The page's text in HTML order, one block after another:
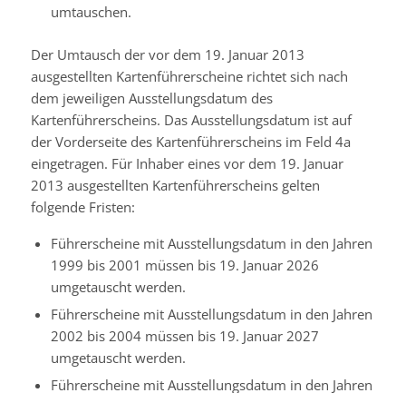
umtauschen.
Der Umtausch der vor dem 19. Januar 2013
ausgestellten Kartenführerscheine richtet sich nach
dem jeweiligen Ausstellungsdatum des
Kartenführerscheins. Das Ausstellungsdatum ist auf
der Vorderseite des Kartenführerscheins im Feld 4a
eingetragen. Für Inhaber eines vor dem 19. Januar
2013 ausgestellten Kartenführerscheins gelten
folgende Fristen:
Führerscheine mit Ausstellungsdatum in den Jahren
1999 bis 2001 müssen bis 19. Januar 2026
umgetauscht werden.
Führerscheine mit Ausstellungsdatum in den Jahren
2002 bis 2004 müssen bis 19. Januar 2027
umgetauscht werden.
Führerscheine mit Ausstellungsdatum in den Jahren